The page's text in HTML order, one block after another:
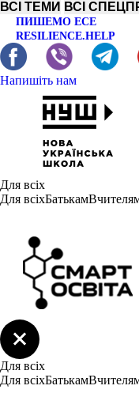
ВСІ ТЕМИ ВСІ
ПИШЕМО ЕСЕ
RESILIENCE.HELP
Напишіть нам
Для всіх
Для всіхБатькам
Для всіх
Для всіхБатькам